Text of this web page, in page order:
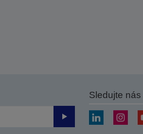
Odeslat
Sledujte nás